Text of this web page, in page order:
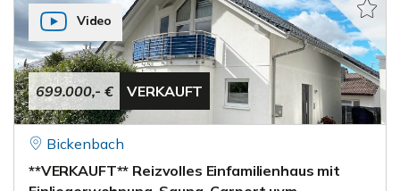
699.000,- € VERKAUFT
Video
Bickenbach
**VERKAUFT** Reizvolles Einfamilienhaus mit